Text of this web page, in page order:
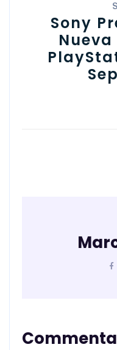
Sony